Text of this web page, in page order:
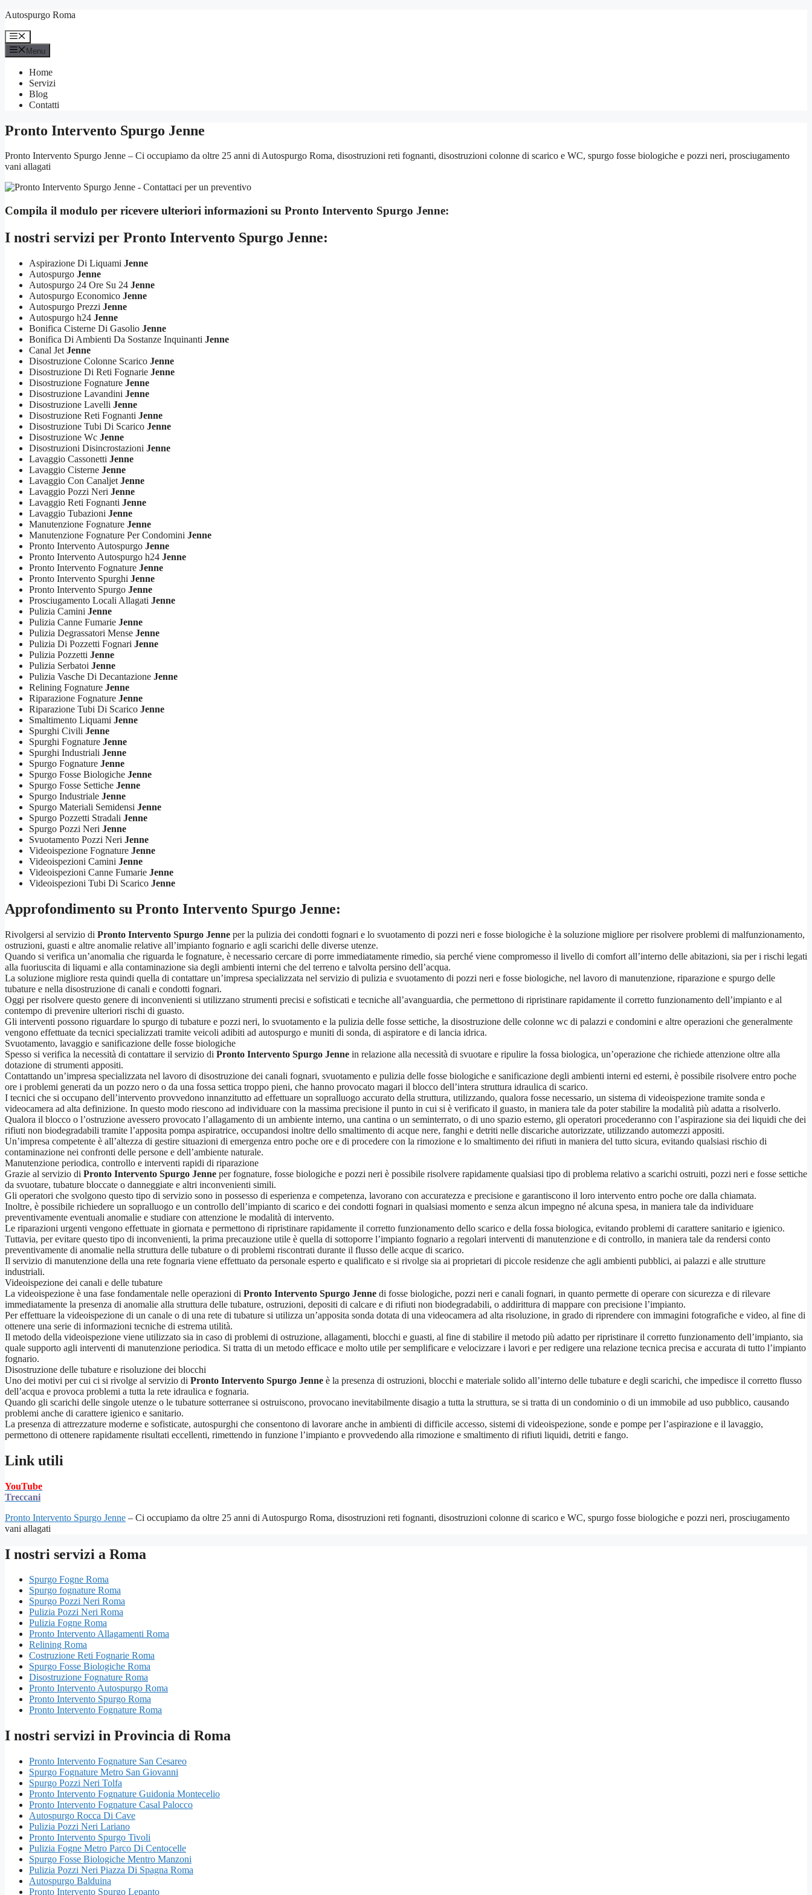
Vai
contenuto
Autospurgo Roma
Menu
Menu
Home
Servizi
Blog
Contatti
Pronto Intervento Spurgo Jenne
Pronto Intervento Spurgo Jenne – Ci occupiamo da oltre 25 anni di Autospurgo Roma, disostruzioni reti fognanti, disostruzioni colonne di scarico e WC, spurgo fosse biologiche e pozzi neri, prosciugamento
vani allagati
Compila il modulo per ricevere ulteriori informazioni su Pronto Intervento Spurgo Jenne:
I nostri servizi per Pronto Intervento Spurgo Jenne:
Aspirazione Di Liquami Jenne
Autospurgo Jenne
Autospurgo 24 Ore Su 24 Jenne
Autospurgo Economico Jenne
Autospurgo Prezzi Jenne
Autospurgo h24 Jenne
Bonifica Cisterne Di Gasolio Jenne
Bonifica Di Ambienti Da Sostanze Inquinanti Jenne
Canal Jet Jenne
Disostruzione Colonne Scarico Jenne
Disostruzione Di Reti Fognarie Jenne
Disostruzione Fognature Jenne
Disostruzione Lavandini Jenne
Disostruzione Lavelli Jenne
Disostruzione Reti Fognanti Jenne
Disostruzione Tubi Di Scarico Jenne
Disostruzione Wc Jenne
Disostruzioni Disincrostazioni Jenne
Lavaggio Cassonetti Jenne
Lavaggio Cisterne Jenne
Lavaggio Con Canaljet Jenne
Lavaggio Pozzi Neri Jenne
Lavaggio Reti Fognanti Jenne
Lavaggio Tubazioni Jenne
Manutenzione Fognature Jenne
Manutenzione Fognature Per Condomini Jenne
Pronto Intervento Autospurgo Jenne
Pronto Intervento Autospurgo h24 Jenne
Pronto Intervento Fognature Jenne
Pronto Intervento Spurghi Jenne
Pronto Intervento Spurgo Jenne
Prosciugamento Locali Allagati Jenne
Pulizia Camini Jenne
Pulizia Canne Fumarie Jenne
Pulizia Degrassatori Mense Jenne
Pulizia Di Pozzetti Fognari Jenne
Pulizia Pozzetti Jenne
Pulizia Serbatoi Jenne
Pulizia Vasche Di Decantazione Jenne
Relining Fognature Jenne
Riparazione Fognature Jenne
Riparazione Tubi Di Scarico Jenne
Smaltimento Liquami Jenne
Spurghi Civili Jenne
Spurghi Fognature Jenne
Spurghi Industriali Jenne
Spurgo Fognature Jenne
Spurgo Fosse Biologiche Jenne
Spurgo Fosse Settiche Jenne
Spurgo Industriale Jenne
Spurgo Materiali Semidensi Jenne
Spurgo Pozzetti Stradali Jenne
Spurgo Pozzi Neri Jenne
Svuotamento Pozzi Neri Jenne
Videoispezione Fognature Jenne
Videoispezioni Camini Jenne
Videoispezioni Canne Fumarie Jenne
Videoispezioni Tubi Di Scarico Jenne
Approfondimento su Pronto Intervento Spurgo Jenne:
Rivolgersi al servizio di Pronto Intervento Spurgo Jenne per la pulizia dei condotti fognari e lo svuotamento di pozzi neri e fosse biologiche è la soluzione migliore per risolvere problemi di malfunzionamento,
ostruzioni, guasti e altre anomalie relative all’impianto fognario e agli scarichi delle diverse utenze.
Quando si verifica un’anomalia che riguarda le fognature, è necessario cercare di porre immediatamente rimedio, sia perché viene compromesso il livello di comfort all’interno delle abitazioni, sia per i rischi legati
alla fuoriuscita di liquami e alla contaminazione sia degli ambienti interni che del terreno e talvolta persino dell’acqua.
La soluzione migliore resta quindi quella di contattare un’impresa specializzata nel servizio di pulizia e svuotamento di pozzi neri e fosse biologiche, nel lavoro di manutenzione, riparazione e spurgo delle
tubature e nella disostruzione di canali e condotti fognari.
Oggi per risolvere questo genere di inconvenienti si utilizzano strumenti precisi e sofisticati e tecniche all’avanguardia, che permettono di ripristinare rapidamente il corretto funzionamento dell’impianto e al
contempo di prevenire ulteriori rischi di guasto.
Gli interventi possono riguardare lo spurgo di tubature e pozzi neri, lo svuotamento e la pulizia delle fosse settiche, la disostruzione delle colonne wc di palazzi e condomini e altre operazioni che generalmente
vengono effettuate da tecnici specializzati tramite veicoli adibiti ad autospurgo e muniti di sonda, di aspiratore e di lancia idrica.
Svuotamento, lavaggio e sanificazione delle fosse biologiche
Spesso si verifica la necessità di contattare il servizio di Pronto Intervento Spurgo Jenne in relazione alla necessità di svuotare e ripulire la fossa biologica, un’operazione che richiede attenzione oltre alla
dotazione di strumenti appositi.
Contattando un’impresa specializzata nel lavoro di disostruzione dei canali fognari, svuotamento e pulizia delle fosse biologiche e sanificazione degli ambienti interni ed esterni, è possibile risolvere entro poche
ore i problemi generati da un pozzo nero o da una fossa settica troppo pieni, che hanno provocato magari il blocco dell’intera struttura idraulica di scarico.
I tecnici che si occupano dell’intervento provvedono innanzitutto ad effettuare un sopralluogo accurato della struttura, utilizzando, qualora fosse necessario, un sistema di videoispezione tramite sonda e
videocamera ad alta definizione. In questo modo riescono ad individuare con la massima precisione il punto in cui si è verificato il guasto, in maniera tale da poter stabilire la modalità più adatta a risolverlo.
Qualora il blocco o l’ostruzione avessero provocato l’allagamento di un ambiente interno, una cantina o un seminterrato, o di uno spazio esterno, gli operatori procederanno con l’aspirazione sia dei liquidi che dei
rifiuti non biodegradabili tramite l’apposita pompa aspiratrice, occupandosi inoltre dello smaltimento di acque nere, fanghi e detriti nelle discariche autorizzate, utilizzando automezzi appositi.
Un’impresa competente è all’altezza di gestire situazioni di emergenza entro poche ore e di procedere con la rimozione e lo smaltimento dei rifiuti in maniera del tutto sicura, evitando qualsiasi rischio di
contaminazione nei confronti delle persone e dell’ambiente naturale.
Manutenzione periodica, controllo e interventi rapidi di riparazione
Grazie al servizio di Pronto Intervento Spurgo Jenne per fognature, fosse biologiche e pozzi neri è possibile risolvere rapidamente qualsiasi tipo di problema relativo a scarichi ostruiti, pozzi neri e fosse settiche
da svuotare, tubature bloccate o danneggiate e altri inconvenienti simili.
Gli operatori che svolgono questo tipo di servizio sono in possesso di esperienza e competenza, lavorano con accuratezza e precisione e garantiscono il loro intervento entro poche ore dalla chiamata.
Inoltre, è possibile richiedere un sopralluogo e un controllo dell’impianto di scarico e dei condotti fognari in qualsiasi momento e senza alcun impegno né alcuna spesa, in maniera tale da individuare
preventivamente eventuali anomalie e studiare con attenzione le modalità di intervento.
Le riparazioni urgenti vengono effettuate in giornata e permettono di ripristinare rapidamente il corretto funzionamento dello scarico e della fossa biologica, evitando problemi di carattere sanitario e igienico.
Tuttavia, per evitare questo tipo di inconvenienti, la prima precauzione utile è quella di sottoporre l’impianto fognario a regolari interventi di manutenzione e di controllo, in maniera tale da rendersi conto
preventivamente di anomalie nella struttura delle tubature o di problemi riscontrati durante il flusso delle acque di scarico.
Il servizio di manutenzione della una rete fognaria viene effettuato da personale esperto e qualificato e si rivolge sia ai proprietari di piccole residenze che agli ambienti pubblici, ai palazzi e alle strutture
industriali.
Videoispezione dei canali e delle tubature
La videoispezione è una fase fondamentale nelle operazioni di Pronto Intervento Spurgo Jenne di fosse biologiche, pozzi neri e canali fognari, in quanto permette di operare con sicurezza e di rilevare
immediatamente la presenza di anomalie alla struttura delle tubature, ostruzioni, depositi di calcare e di rifiuti non biodegradabili, o addirittura di mappare con precisione l’impianto.
Per effettuare la videoispezione di un canale o di una rete di tubature si utilizza un’apposita sonda dotata di una videocamera ad alta risoluzione, in grado di riprendere con immagini fotografiche e video, al fine di
ottenere una serie di informazioni tecniche di estrema utilità.
Il metodo della videoispezione viene utilizzato sia in caso di problemi di ostruzione, allagamenti, blocchi e guasti, al fine di stabilire il metodo più adatto per ripristinare il corretto funzionamento dell’impianto, sia
quale supporto agli interventi di manutenzione periodica. Si tratta di un metodo efficace e molto utile per semplificare e velocizzare i lavori e per redigere una relazione tecnica precisa e accurata di tutto l’impianto
fognario.
Disostruzione delle tubature e risoluzione dei blocchi
Uno dei motivi per cui ci si rivolge al servizio di Pronto Intervento Spurgo Jenne è la presenza di ostruzioni, blocchi e materiale solido all’interno delle tubature e degli scarichi, che impedisce il corretto flusso
dell’acqua e provoca problemi a tutta la rete idraulica e fognaria.
Quando gli scarichi delle singole utenze o le tubature sotterranee si ostruiscono, provocano inevitabilmente disagio a tutta la struttura, se si tratta di un condominio o di un immobile ad uso pubblico, causando
problemi anche di carattere igienico e sanitario.
La presenza di attrezzature moderne e sofisticate, autospurghi che consentono di lavorare anche in ambienti di difficile accesso, sistemi di videoispezione, sonde e pompe per l’aspirazione e il lavaggio,
permettono di ottenere rapidamente risultati eccellenti, rimettendo in funzione l’impianto e provvedendo alla rimozione e smaltimento di rifiuti liquidi, detriti e fango.
Link utili
YouTube
Treccani
Pronto Intervento Spurgo Jenne – Ci occupiamo da oltre 25 anni di Autospurgo Roma, disostruzioni reti fognanti, disostruzioni colonne di scarico e WC, spurgo fosse biologiche e pozzi neri, prosciugamento
vani allagati
I nostri servizi a Roma
Spurgo Fogne Roma
Spurgo fognature Roma
Spurgo Pozzi Neri Roma
Pulizia Pozzi Neri Roma
Pulizia Fogne Roma
Pronto Intervento Allagamenti Roma
Relining Roma
Costruzione Reti Fognarie Roma
Spurgo Fosse Biologiche Roma
Disostruzione Fognature Roma
Pronto Intervento Autospurgo Roma
Pronto Intervento Spurgo Roma
Pronto Intervento Fognature Roma
I nostri servizi in Provincia di Roma
Pronto Intervento Fognature San Cesareo
Spurgo Fognature Metro San Giovanni
Spurgo Pozzi Neri Tolfa
Pronto Intervento Fognature Guidonia Montecelio
Pronto Intervento Fognature Casal Palocco
Autospurgo Rocca Di Cave
Pulizia Pozzi Neri Lariano
Pronto Intervento Spurgo Tivoli
Pulizia Fogne Metro Parco Di Centocelle
Spurgo Fosse Biologiche Mentro Manzoni
Pulizia Pozzi Neri Piazza Di Spagna Roma
Autospurgo Balduina
Pronto Intervento Spurgo Lepanto